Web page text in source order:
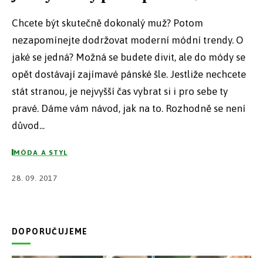
Chcete být skutečně dokonalý muž? Potom
nezapomínejte dodržovat moderní módní trendy. O
jaké se jedná? Možná se budete divit, ale do módy se
opět dostávají zajímavé pánské šle. Jestliže nechcete
stát stranou, je nejvyšší čas vybrat si i pro sebe ty
pravé. Dáme vám návod, jak na to. Rozhodně se není
důvod...
MÓDA A STYL
28. 09. 2017
DOPORUČUJEME